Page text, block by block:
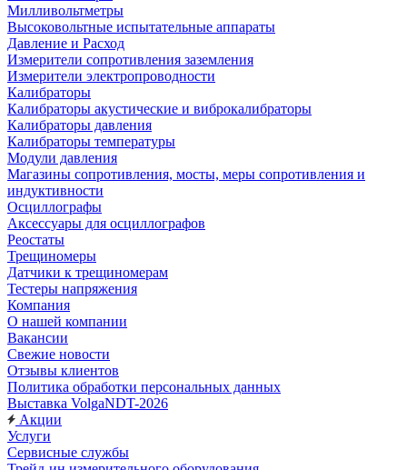
Милливольтметры
Высоковольтные испытательные аппараты
Давление и Расход
Измерители сопротивления заземления
Измерители электропроводности
Калибраторы
Калибраторы акустические и виброкалибраторы
Калибраторы давления
Калибраторы температуры
Модули давления
Магазины сопротивления, мосты, меры сопротивления и
индуктивности
Осциллографы
Аксессуары для осциллографов
Реостаты
Трещиномеры
Датчики к трещиномерам
Тестеры напряжения
Компания
О нашей компании
Вакансии
Свежие новости
Отзывы клиентов
Политика обработки персональных данных
Выставка VolgaNDT-2026
Акции
Услуги
Сервисные службы